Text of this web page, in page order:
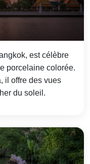
est célèbre
porcelaine colorée.
il offre des vues
du soleil.